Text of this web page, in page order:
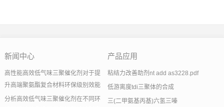
新闻中心
高性能高效低气味三聚催化剂对于提
升高端聚氨酯复合材料环保级别效能
分析高效低气味三聚催化剂在不同环
产品应用
粘结力改善助剂nt add as3228.pdf
低游离度tdi三聚体的合成
三(二甲氨基丙基)六氢三嗪